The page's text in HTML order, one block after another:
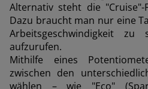
Alternativ steht die
Dazu braucht man nur eine
Arbeitsgeschwindigkeit
aufzurufen.
Mithilfe eines
zwischen den
wählen – wie "Eco"